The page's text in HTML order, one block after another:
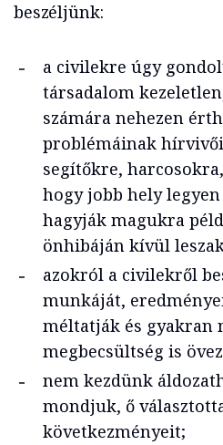
beszéljünk:
a civilekre úgy
társadalom
számára nehezen
problémáinak
segítőkre,
hogy jobb hely
hagyják magukra
önhibáján kívül
azokról a civilekről
munkáját,
méltatják és gyakran
megbecsültség is
nem kezdünk
mondjuk, ő
következményeit;